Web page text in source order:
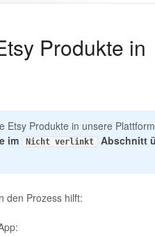
Produkte in
Etsy Produkte in unsere
im
Nicht verlinkt
Abschnitt
den Prozess hilft: